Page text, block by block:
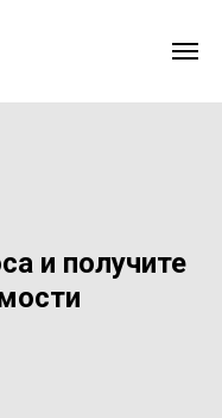
и получите